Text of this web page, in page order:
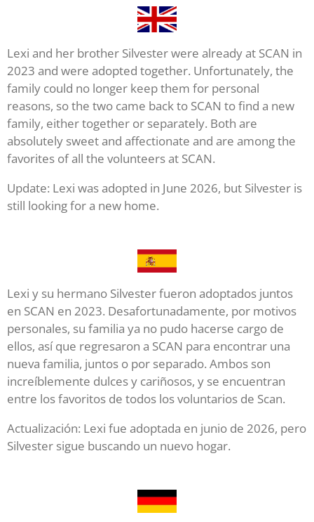
Lexi and her brother Silvester were already at SCAN in
2023 and were adopted together. Unfortunately, the
family could no longer keep them for personal
reasons, so the two came back to SCAN to find a new
family, either together or separately. Both are
absolutely sweet and affectionate and are among the
favorites of all the volunteers at SCAN.
Update: Lexi was adopted in June 2026, but Silvester is
still looking for a new home.
Lexi y su hermano Silvester fueron adoptados juntos
en SCAN en 2023. Desafortunadamente, por motivos
personales, su familia ya no pudo hacerse cargo de
ellos, así que regresaron a SCAN para encontrar una
nueva familia, juntos o por separado. Ambos son
increíblemente dulces y cariñosos, y se encuentran
entre los favoritos de todos los voluntarios de Scan.
Actualización: Lexi fue adoptada en junio de 2026, pero
Silvester sigue buscando un nuevo hogar.